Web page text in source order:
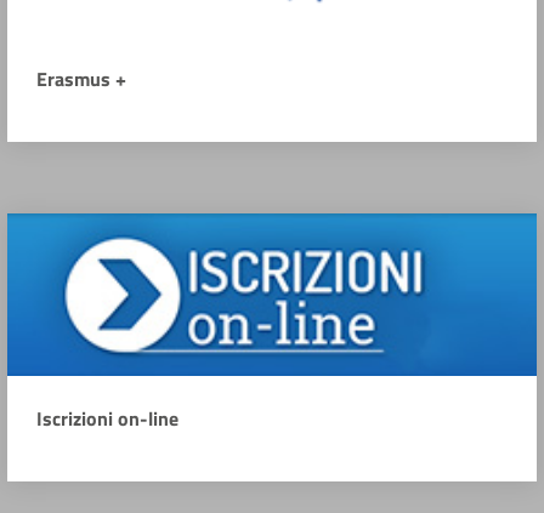
Erasmus +
Iscrizioni on-line